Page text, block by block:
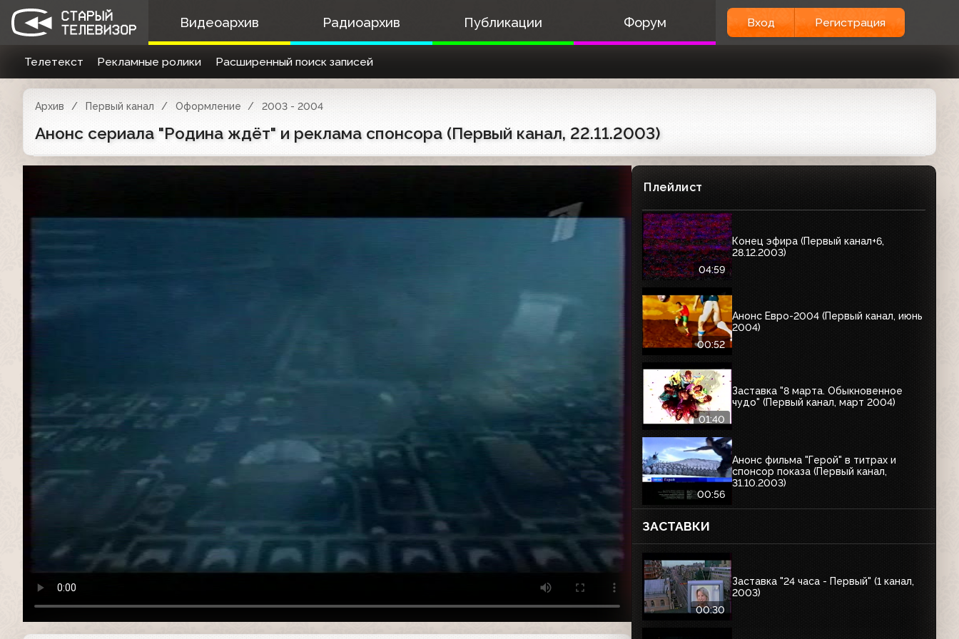
Видеоархив Радиоархив Публикации Форум Вход Регистрация
Телетекст Рекламные ролики Расширенный поиск записей
Архив Первый канал Оформление 2003 - 2004
Анонс сериала "Родина ждёт" и реклама спонсора (Первый канал, 22.11.2003)
Плейлист
04:59
Конец эфира (Первый канал+6,
28.12.2003)
00:52
Анонс Евро-2004 (Первый канал, июнь
2004)
01:40
Заставка "8 марта. Обыкновенное
чудо" (Первый канал, март 2004)
00:56
Анонс фильма "Герой" в титрах и
спонсор показа (Первый канал,
31.10.2003)
ЗАСТАВКИ
00:30
Заставка "24 часа - Первый" (1 канал,
2003)